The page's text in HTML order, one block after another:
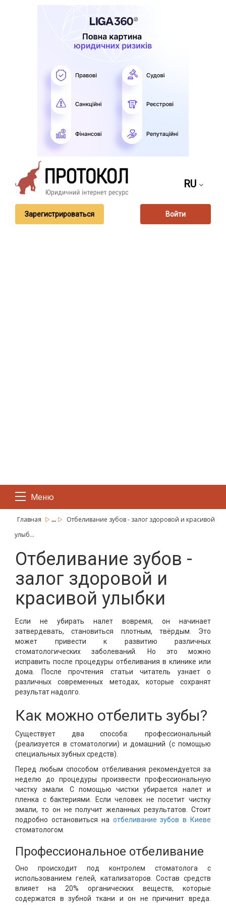
RU
Зарегистрироваться Войти
Меню
Главная ...
Отбеливание зубов - залог здоровой и красивой
улыб...
Отбеливание зубов -
залог здоровой и
красивой улыбки
Если не убирать налет вовремя, он начинает
затвердевать, становиться плотным, твёрдым. Это
может привести к развитию различных
стоматологических заболеваний. Но это можно
исправить после процедуры отбеливания в клинике или
дома. После прочтения статьи читатель узнает о
различных современных методах, которые сохранят
результат надолго.
Как можно отбелить зубы?
Существует два способа: профессиональный
(реализуется в стоматологии) и домашний (с помощью
специальных зубных средств).
Перед любым способом отбеливания рекомендуется за
неделю до процедуры произвести профессиональную
чистку эмали. С помощью чистки убирается налет и
пленка с бактериями. Если человек не посетит чистку
эмали, то он не получит желанных результатов. Стоит
подробно остановиться на отбеливание зубов в Киеве
стоматологом.
Профессиональное отбеливание
Оно происходит под контролем стоматолога с
использованием гелей, катализаторов. Состав средств
влияет на 20% органических веществ, которые
содержатся в зубной ткани и он не причинит вреда.